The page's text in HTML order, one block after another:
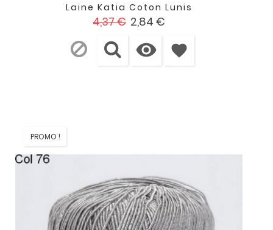
Laine Katia Coton Lunis
Prix
base
4,37 € Prix
2,84 €
 favorite
PROMO !